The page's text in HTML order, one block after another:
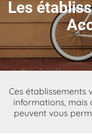
Les
Ces établissements
informations, mais
peuvent vous